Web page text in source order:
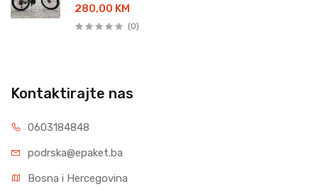
280,00 KM
(0)
Kontaktirajte nas
0603184848
podrska@epaket.ba
Bosna i Hercegovina